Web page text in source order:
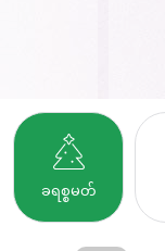
ခရစ္စမတ်